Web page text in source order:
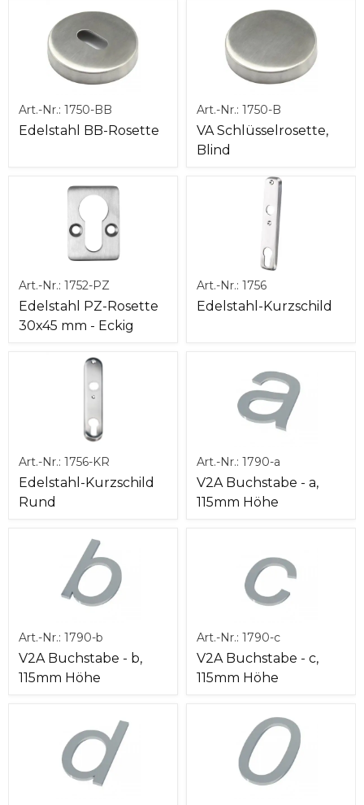
Art.-Nr.: 1750-BB
Edelstahl BB-Rosette
Art.-Nr.: 1750-B
VA Schlüsselrosette,
Blind
Art.-Nr.: 1752-PZ
Edelstahl PZ-Rosette
30x45 mm - Eckig
Art.-Nr.: 1756
Edelstahl-Kurzschild
Art.-Nr.: 1756-KR
Edelstahl-Kurzschild
Rund
Art.-Nr.: 1790-a
V2A Buchstabe - a,
115mm Höhe
Art.-Nr.: 1790-b
V2A Buchstabe - b,
115mm Höhe
Art.-Nr.: 1790-c
V2A Buchstabe - c,
115mm Höhe